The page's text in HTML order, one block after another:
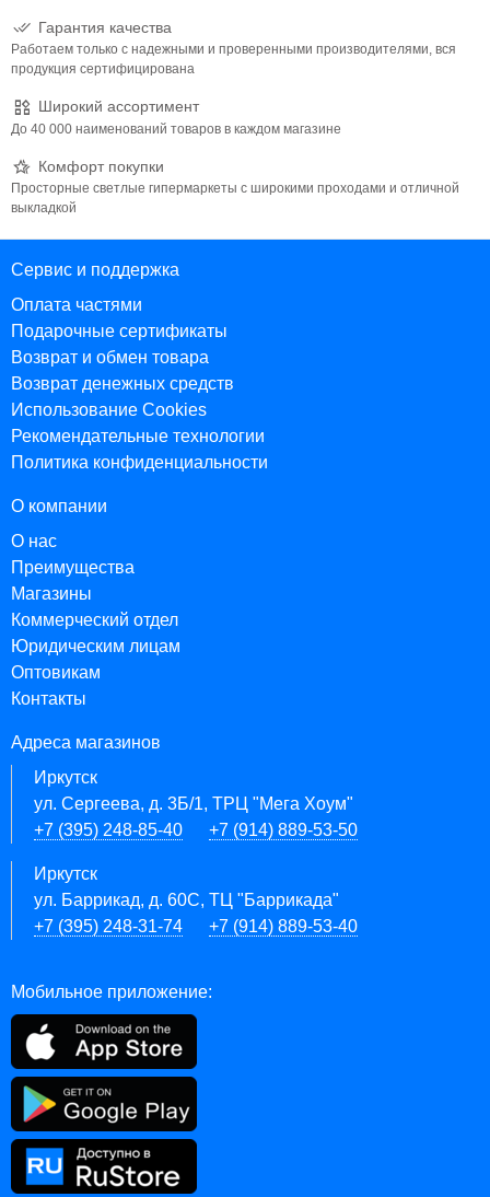
Гарантия качества
Работаем только с надежными и проверенными производителями, вся
продукция сертифицирована
Широкий ассортимент
До 40 000 наименований товаров в каждом магазине
Комфорт покупки
Просторные светлые гипермаркеты с широкими проходами и отличной
выкладкой
Сервис и поддержка
Оплата частями
Подарочные сертификаты
Возврат и обмен товара
Возврат денежных средств
Использование Cookies
Рекомендательные технологии
Политика конфиденциальности
О компании
О нас
Преимущества
Магазины
Коммерческий отдел
Юридическим лицам
Оптовикам
Контакты
Адреса магазинов
Иркутск
ул. Сергеева, д. 3Б/1, ТРЦ "Мега Хоум"
+7 (395) 248-85-40
+7 (914) 889-53-50
Иркутск
ул. Баррикад, д. 60С, ТЦ "Баррикада"
+7 (395) 248-31-74
+7 (914) 889-53-40
Мобильное приложение: